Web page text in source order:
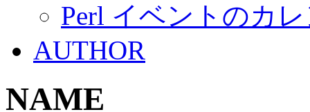
Perl イベントのカ
AUTHOR
NAME